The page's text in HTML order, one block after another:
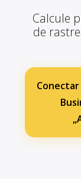
Calcule
de